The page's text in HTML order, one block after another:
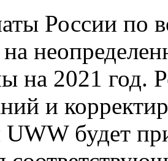
России по
на 2021 год.
и
UWW будет